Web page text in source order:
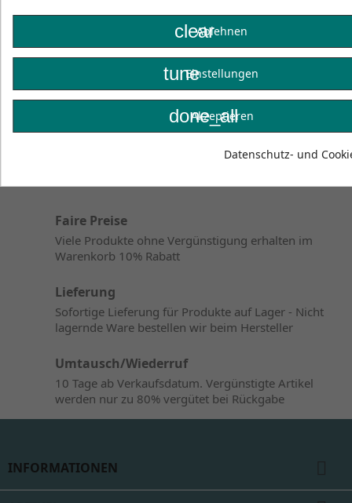
Faire Preise
Viele Produkte ohne Vergünstigung erhalten im
Warenkorb 10% Rabatt
Lieferung
Sofortige Lieferung für Produkte auf Lager - Nicht
lagernde Ware bestellen wir beim Hersteller
Umtausch/Wiederruf
10 Tage ab Verkaufsdatum. Vergünstigte Artikel
werden nur zu 80% vergütet bei Rückgabe
INFORMATIONEN
clearAblehnen
tuneEinstellungen
done_all
Akzeptieren
Datenschutz- und